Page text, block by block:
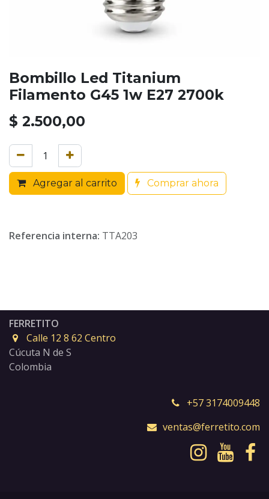
Bombillo Led Titanium
Filamento G45 1w E27 2700k
$ 2.500,00
Agregar al carrito Comprar ahora
Referencia interna: TTA203
FERRETITO
Calle 12 8 62 Centro
Cúcuta N de S
Colombia
+57 3174009448
ventas@ferretito.com